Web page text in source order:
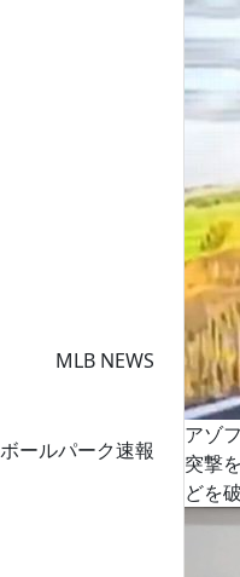
MLB NEWS
ボールパーク速報
アゾ
突撃
どを